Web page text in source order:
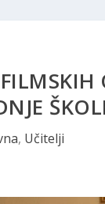
, Učitelji